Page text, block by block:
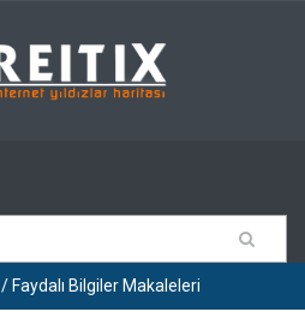
/ Faydalı Bilgiler Makaleleri